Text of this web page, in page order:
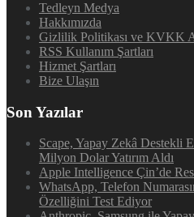
Tedleyn Medya
Hakkımızda
Gizlilik Politikası ve KVKK
RSS Kullanım Şartları
Hizmet Şartları
Bize Ulaşın
Son Yazılar
Scape, Yapay Zekâ Destekli
Milyon Dolar Yatırım Aldı
Apple Intelligence Çin’de
WhatsApp, Telefon
Özelliğini Test Ediyor